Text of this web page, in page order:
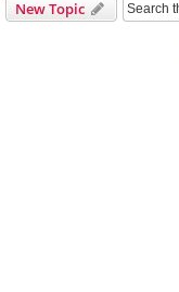
New Topic